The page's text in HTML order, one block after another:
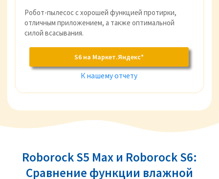
Робот-пылесос с хорошей функцией протирки,
отличным приложением, а также оптимальной
силой всасывания.
S6 на Маркет.Яндекс*
К нашему отчету
Roborock S5 Max и Roborock S6:
Сравнение функции влажной